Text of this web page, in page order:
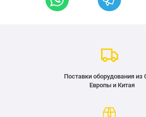
Поставки оборудования
Европы и Китая